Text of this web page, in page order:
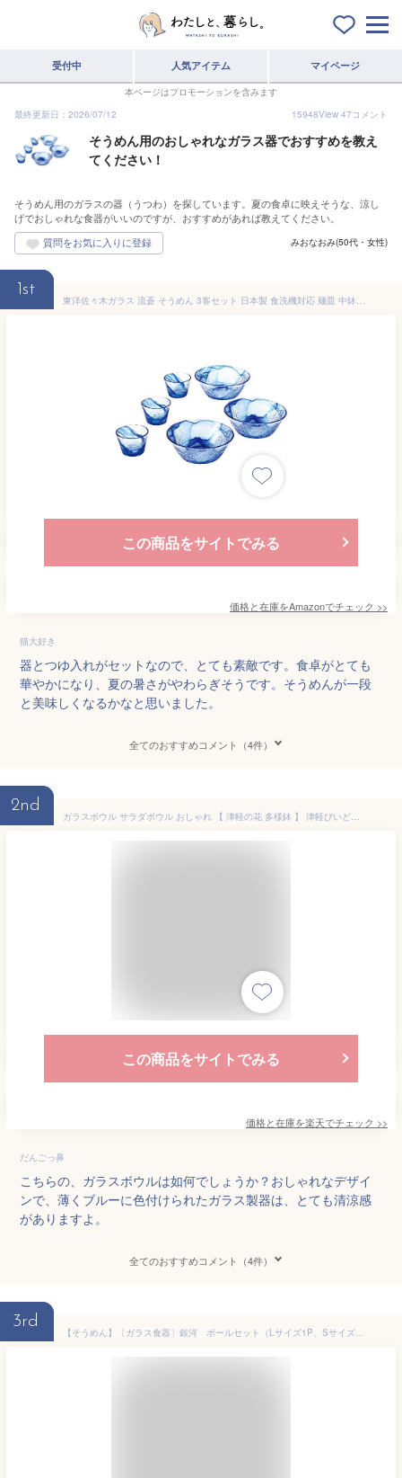
受付中 人気アイテム マイページ
本ページはプロモーションを含みます
最終更新日：2026/07/12
15948View 47コメント
そうめん用のおしゃれなガラス器でおすすめを教え
てください！
そうめん用のガラスの器（うつわ）を探しています。夏の食卓に映えそうな、涼し
げでおしゃれな食器がいいのですが、おすすめがあれば教えてください。
みおなおみ(50代・女性)
1st
東洋佐々木ガラス 流蒼 そうめん 3客セット 日本製 食洗機対応 麺皿 中鉢 鉢 器 取り皿 深皿 皿 ガラス皿 食器 ギフト プレゼント 贈り物 G097-B71
この商品をサイトでみる
価格と在庫をAmazonでチェック >>
猫大好き
器とつゆ入れがセットなので、とても素敵です。食卓がとても
華やかになり、夏の暑さがやわらぎそうです。そうめんが一段
と美味しくなるかなと思いました。
全てのおすすめコメント（4件）
2nd
ガラスボウル サラダボウル おしゃれ 【 津軽の花 多様鉢 】 津軽びいどろ ハンドメイド 深鉢 おしゃれ 夏 そうめん 冷やし中華 広口 ガラス食器 日本製 鉢 素麺鉢 うどん そば きしめん そうめん 冷麺 中鉢 食器 アデリア 鉢 ギフト
この商品をサイトでみる
価格と在庫を楽天でチェック >>
だんごっ鼻
こちらの、ガラスボウルは如何でしょうか？おしゃれなデザイ
ンで、薄くブルーに色付けられたガラス製器は、とても清涼感
がありますよ。
全てのおすすめコメント（4件）
3rd
【そうめん】〔ガラス食器〕銀河 ボールセット（Lサイズ1P、Sサイズ2P）